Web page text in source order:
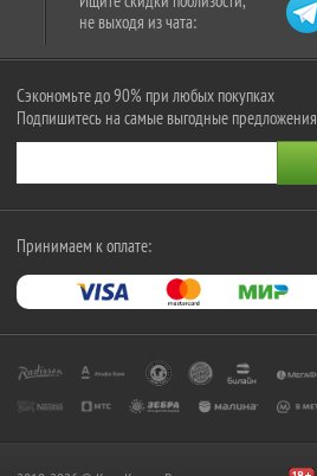
не выходя из чата:
Сэкономьте до 90% при любых покупках
Подпишитесь на самые выгодные предложения
Принимаем к оплате: